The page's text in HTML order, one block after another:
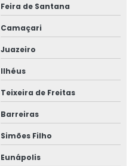
Feira de Santana
Camaçari
Juazeiro
Ilhéus
Teixeira de Freitas
Barreiras
Simões Filho
Eunápolis